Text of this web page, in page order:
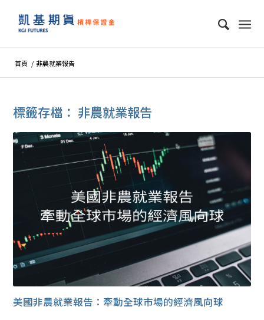
首頁 / 非農就業報告
標籤存檔： 非農就業報告
美國非農就業報告：牽動全球市場的經濟風向球